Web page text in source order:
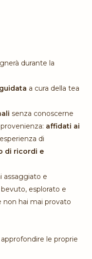
durante la
a cura della tea
senza conoscerne
affidati ai
di
di ricordi e
assaggiato e
esplorato e
non hai mai provato
le proprie